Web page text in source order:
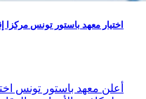
اختيار معهد باستور تونس مركزا
أعلن معهد باستور تونس